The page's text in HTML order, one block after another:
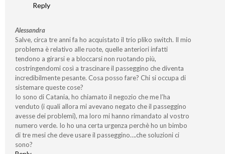
Reply
Alessandra
Salve, circa tre anni fa ho acquistato il trio pliko switch. Il mio
problema è relativo alle ruote, quelle anteriori infatti
tendono a girarsi e a bloccarsi non ruotando più,
costringendomi così a trascinare il passeggino che diventa
incredibilmente pesante. Cosa posso fare? Chi si occupa di
sistemare queste cose?
Io sono di Catania, ho chiamato il negozio che me l’ha
venduto (i quali allora mi avevano negato che il passeggino
avesse dei problemi), ma loro mi hanno rimandato al vostro
numero verde. Io ho una certa urgenza perchè ho un bimbo
di tre mesi che deve usare il passeggino….che soluzioni ci
sono?